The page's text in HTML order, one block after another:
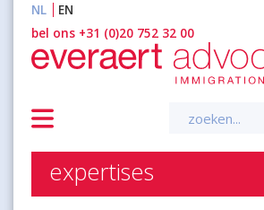
inhoud
NL
EN
bel ons +31 (0)20 752 32 00
Zoeken
expertises